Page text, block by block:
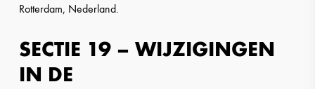
Rotterdam, Nederland.
SECTIE 19 – WIJZIGINGEN
IN DE